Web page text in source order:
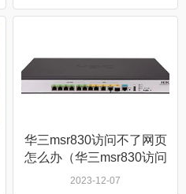
华三msr830访问不了网页
怎么办（华三msr830访问
不了网页怎么解决）
2023-12-07